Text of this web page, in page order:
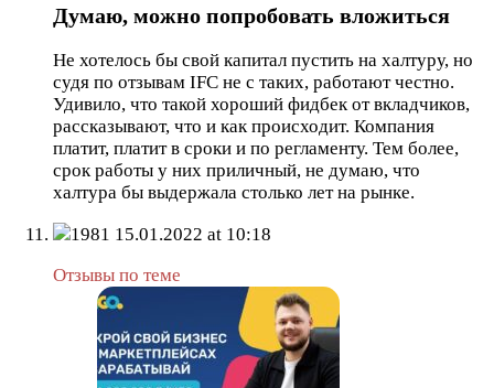
Думаю, можно попробовать вложиться
Не хотелось бы свой капитал пустить на халтуру, но
судя по отзывам IFC не с таких, работают честно.
Удивило, что такой хороший фидбек от вкладчиков,
рассказывают, что и как происходит. Компания
платит, платит в сроки и по регламенту. Тем более,
срок работы у них приличный, не думаю, что
халтура бы выдержала столько лет на рынке.
1981 15.01.2022 at 10:18
Отзывы по теме